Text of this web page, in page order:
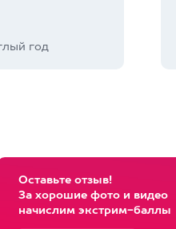
год
Оставьте отзыв!
За хорошие фото и видео
начислим экстрим-баллы